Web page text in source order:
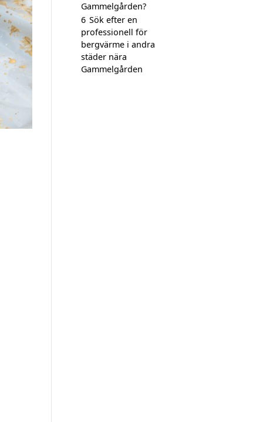
Gammelgården?
6 Sök efter en
professionell för
bergvärme i andra
städer nära
Gammelgården